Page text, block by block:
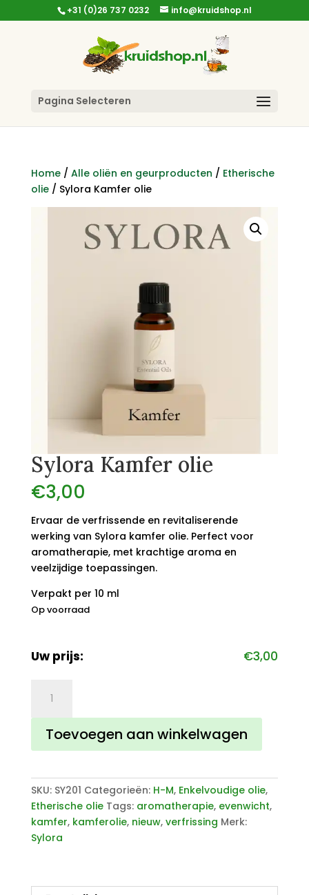
+31 (0)26 737 0232 info@kruidshop.nl
Pagina Selecteren
Home/ Alle oliën en geurproducten / Etherische
olie/ Sylora Kamfer olie
Sylora Kamfer olie
€3,00
Ervaar de verfrissende en revitaliserende
werking van Sylora kamfer olie. Perfect voor
aromatherapie, met krachtige aroma en
veelzijdige toepassingen.
Verpakt per 10 ml
Op voorraad
Uw prijs: €3,00
Kamfer
olie
aantal
Toevoegen aan winkelwagen
SKU: SY201 Categorieën: H-M, Enkelvoudige olie,
Etherische olie Tags: aromatherapie, evenwicht,
kamfer, kamferolie, nieuw, verfrissing Merk:
Sylora